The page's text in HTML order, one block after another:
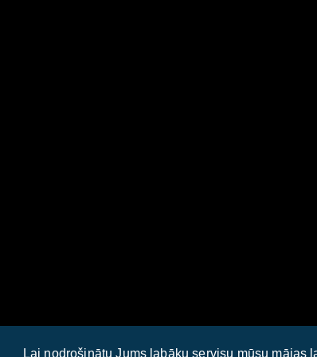
Lai nodrošinātu Jums labāku servisu mūsu mājas